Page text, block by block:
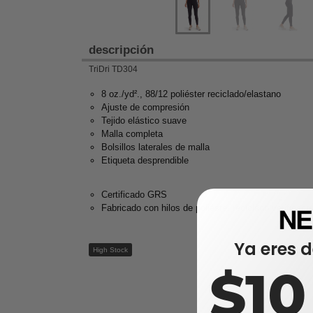
descripción
TriDri TD304
8 oz./yd²., 88/12 poliéster reciclado/elastano
Ajuste de compresión
Tejido elástico suave
Malla completa
Bolsillos laterales de malla
Etiqueta desprendible
Certificado GRS
Fabricado con hilos de poliéster reciclado verificado
High Stock Ya eres